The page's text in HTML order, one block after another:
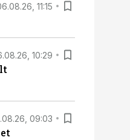
11:15
10:29
09:03